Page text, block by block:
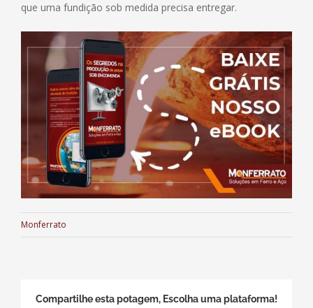
que uma fundição sob medida precisa entregar.
Monferrato
Compartilhe esta potagem, Escolha uma plataforma!